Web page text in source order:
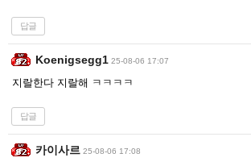
답글
Koenigsegg1 25-08-06 17:07
지랄한다 지랄해 ㅋㅋㅋㅋ
답글
카이사르 25-08-06 17:08